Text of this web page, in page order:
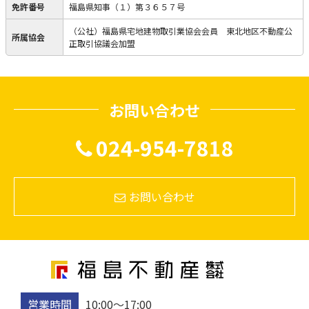
免許番号 福島県知事（１）第３６５７号
所属協会
（公社）福島県宅地建物取引業協会会員 東北地区不動産公
正取引協議会加盟
お問い合わせ
024-954-7818
お問い合わせ
営業時間 10:00〜17:00